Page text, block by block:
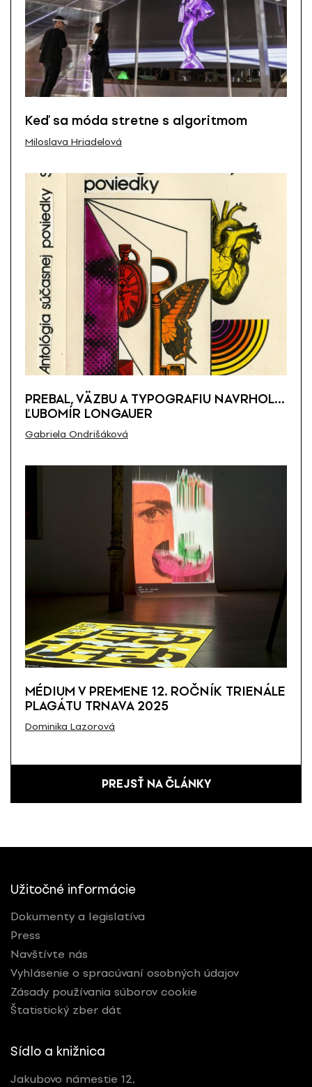
Keď sa móda stretne s algoritmom
Miloslava Hriadelová
PREBAL, VÄZBU A TYPOGRAFIU NAVRHOL…
ĽUBOMÍR LONGAUER
Gabriela Ondrišáková
MÉDIUM V PREMENE 12. ROČNÍK TRIENÁLE
PLAGÁTU TRNAVA 2025
Dominika Lazorová
PREJSŤ NA ČLÁNKY
Užitočné informácie
Dokumenty a legislatíva
Press
Navštívte nás
Vyhlásenie o spracúvaní osobných údajov
Zásady používania súborov cookie
Štatistický zber dát
Sídlo a knižnica
Jakubovo námestie 12,